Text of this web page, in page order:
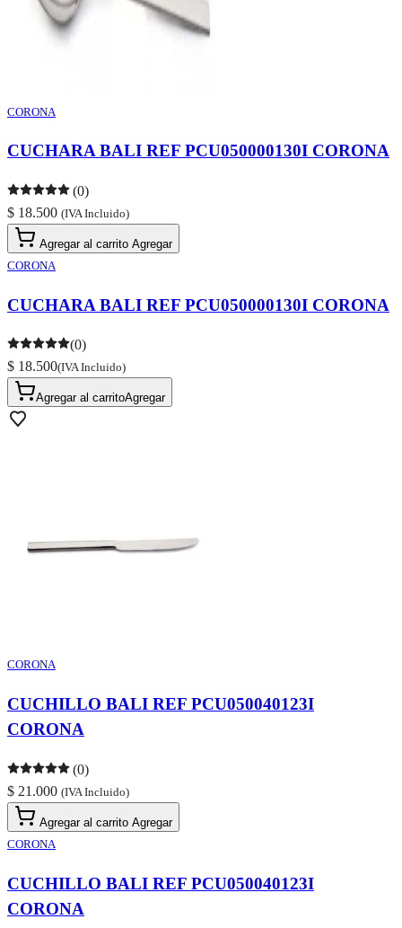
CORONA
CUCHARA BALI REF PCU050000130I CORONA
(0)
$ 18.500 (IVA Incluido)
Agregar al carrito Agregar
CORONA
CUCHARA BALI REF PCU050000130I CORONA
(0)
$ 18.500(IVA Incluido)
Agregar al carritoAgregar
CORONA
CUCHILLO BALI REF PCU050040123I
CORONA
(0)
$ 21.000 (IVA Incluido)
Agregar al carrito Agregar
CORONA
CUCHILLO BALI REF PCU050040123I
CORONA